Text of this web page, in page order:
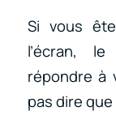
Si vous
l’écran,
répondre à
pas dire